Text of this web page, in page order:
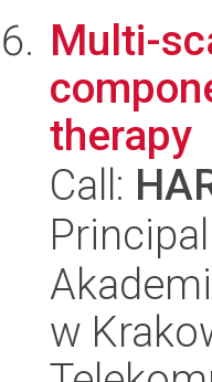
Multi-
therapy
Call:
w